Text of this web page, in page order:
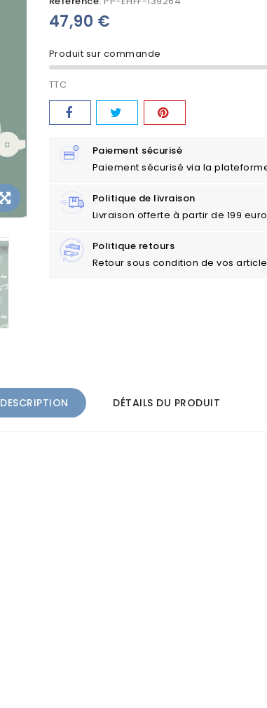
Produit sur commande
47,90 €
TTC
Paiement sécurisé
Paiement sécurisé via la
Politique de livraison
Livraison offerte à partir de 199
Politique retours
Retour sous condition de vos
DESCRIPTION DÉTAILS DU PRODUIT